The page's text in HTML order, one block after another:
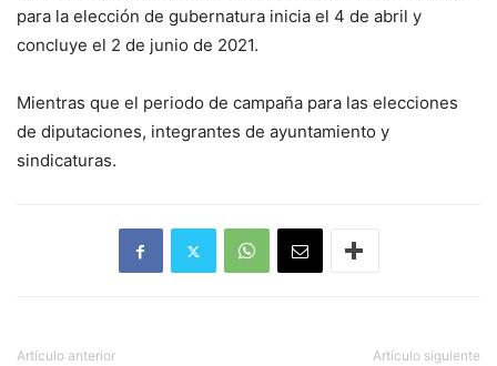
para la elección de gubernatura inicia el 4 de abril y
concluye el 2 de junio de 2021.
Mientras que el periodo de campaña para las elecciones
de diputaciones, integrantes de ayuntamiento y
sindicaturas.
Artículo anterior Artículo siguiente